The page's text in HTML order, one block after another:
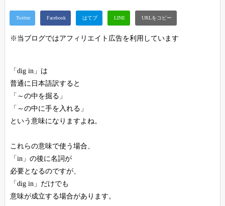
※当ブログではアフィリエイト広告を利用しています
「dig in」は
普通に日本語訳すると
「～の中を掘る」
「～の中に手を入れる」
という意味になりますよね。
これらの意味で使う場合、
「in」の後に名詞が
必要となるのですが、
「dig in」だけでも
意味が成立する場合があります。